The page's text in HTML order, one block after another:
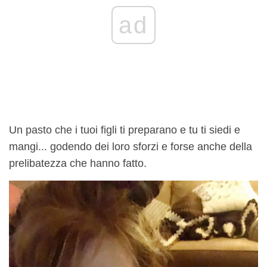
ad
Un pasto che i tuoi figli ti preparano e tu ti siedi e
mangi... godendo dei loro sforzi e forse anche della
prelibatezza che hanno fatto.